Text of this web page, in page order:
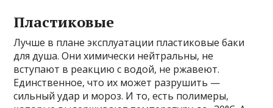
Пластиковые
Лучше в плане эксплуатации пластиковые баки
для душа. Они химически нейтральны, не
вступают в реакцию с водой, не ржавеют.
Единственное, что их может разрушить —
сильный удар и мороз. И то, есть полимеры,